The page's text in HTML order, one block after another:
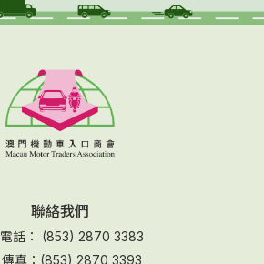
聯絡我們
電話： (853) 2870 3383
傳真：(853) 2870 3393